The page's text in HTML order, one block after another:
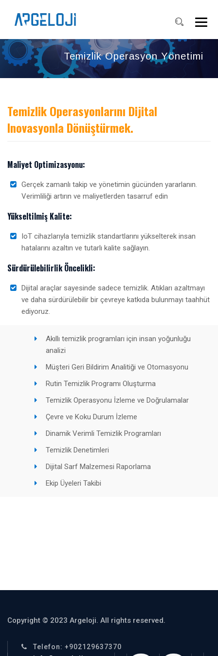
Temizlik Operasyon Yönetimi
Temizlik Operasyonlarını Dijital
Inovasyonla Dönüştürmek.
Maliyet Optimizasyonu:
Gerçek zamanlı takip ve yönetimin gücünden yararlanın.
Verimliliği artırın ve maliyetlerden tasarruf edin
Yükseltilmiş Kalite:
IoT cihazlarıyla temizlik standartlarını yükselterek insan
hatalarını azaltın ve tutarlı kalite sağlayın.
Sürdürülebilirlik Öncelikli:
Dijital araçlar sayesinde sadece temizlik. Atıkları azaltmayı
ve daha sürdürülebilir bir çevreye katkıda bulunmayı taahhüt
ediyoruz.
Akıllı temizlik programları için insan yoğunluğu
analizi
Müşteri Geri Bildirim Analitiği ve Otomasyonu
Rutin Temizlik Programı Oluşturma
Temizlik Operasyonu İzleme ve Doğrulamalar
Çevre ve Koku Durum İzleme
Dinamik Verimli Temizlik Programları
Temizlik Denetimleri
Dijital Sarf Malzemesi Raporlama
Ekip Üyeleri Takibi
Copyright © 2023 Argeloji. All rights reserved.
Telefon: +902129637370